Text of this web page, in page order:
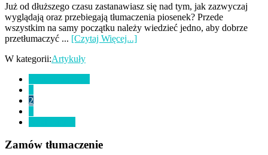
Już od dłuższego czasu zastanawiasz się nad tym, jak zazwyczaj
wyglądają oraz przebiegają tłumaczenia piosenek? Przede
wszystkim na samy początku należy wiedzieć jedno, aby dobrze
przetłumaczyć ... [Czytaj Więcej...]
W kategorii:Artykuły
do
Idź
2
Pierwszy
Zamów tłumaczenie